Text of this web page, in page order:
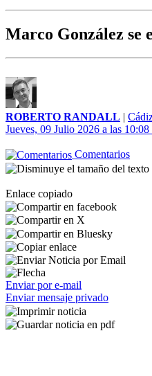
Marco González se
ROBERTO RANDALL |
Jueves, 09 Julio 2026 a las 10:08
Comentarios
Enlace copiado
Enviar por e-mail
Enviar mensaje privado